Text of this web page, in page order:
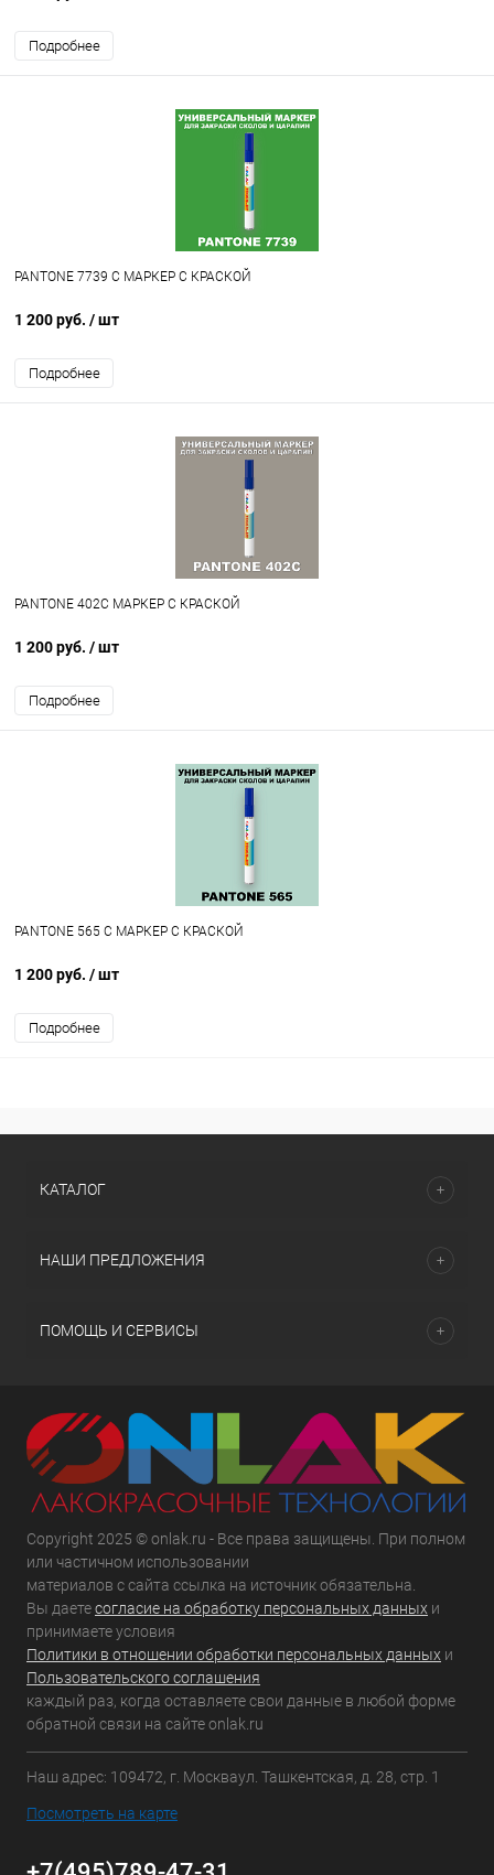
Подробнее
PANTONE 7739 C МАРКЕР С КРАСКОЙ
1 200 руб. / шт
Подробнее
PANTONE 402C МАРКЕР С КРАСКОЙ
1 200 руб. / шт
Подробнее
PANTONE 565 C МАРКЕР С КРАСКОЙ
1 200 руб. / шт
Подробнее
КАТАЛОГ
НАШИ ПРЕДЛОЖЕНИЯ
ПОМОЩЬ И СЕРВИСЫ
Copyright 2025 © onlak.ru - Все права защищены. При полном
или частичном использовании
материалов с сайта ссылка на источник обязательна.
Вы даетесогласие на обработку персональных данных и
принимаете условия
Политики в отношении обработки персональных данных и
Пользовательского соглашения
каждый раз, когда оставляете свои данные в любой форме
обратной связи на сайте onlak.ru
Наш адрес: 109472, г. Москваул. Ташкентская, д. 28, стр. 1
Посмотреть на карте